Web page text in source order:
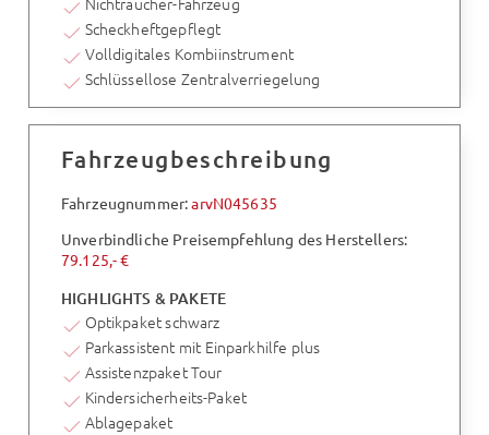
Scheckheftgepflegt
Volldigitales Kombiinstrument
Schlüssellose Zentralverriegelung
Fahrzeugbeschreibung
Fahrzeugnummer:arvN045635
Unverbindliche Preisempfehlung des Herstellers:
79.125,- €
HIGHLIGHTS & PAKETE
Optikpaket schwarz
Parkassistent mit Einparkhilfe plus
Assistenzpaket Tour
Kindersicherheits-Paket
Ablagepaket